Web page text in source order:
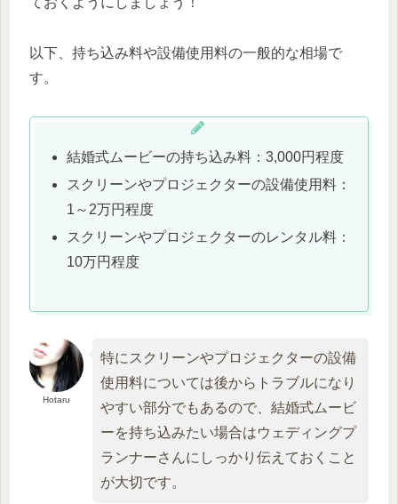
以下、持ち込み料や設備使用料の一般的な相場で
す。
結婚式ムービーの持ち込み料：3,000円程度
スクリーンやプロジェクターの設備使用料：
1～2万円程度
スクリーンやプロジェクターのレンタル料：
10万円程度
Hotaru
特にスクリーンやプロジェクターの設備
使用料については後からトラブルになり
やすい部分でもあるので、結婚式ムービ
ーを持ち込みたい場合はウェディングプ
ランナーさんにしっかり伝えておくこと
が大切です。